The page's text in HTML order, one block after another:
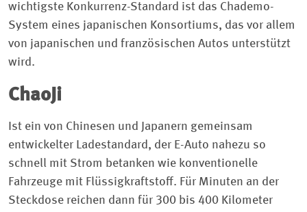
wichtigste Konkurrenz-Standard ist das Chademo-
System eines japanischen Konsortiums, das vor allem
von japanischen und französischen Autos unterstützt
wird.
ChaoJi
Ist ein von Chinesen und Japanern gemeinsam
entwickelter Ladestandard, der E-Auto nahezu so
schnell mit Strom betanken wie konventionelle
Fahrzeuge mit Flüssigkraftstoff. Für Minuten an der
Steckdose reichen dann für 300 bis 400 Kilometer